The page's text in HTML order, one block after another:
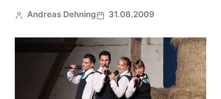
Andreas Dehning 31.08.2009